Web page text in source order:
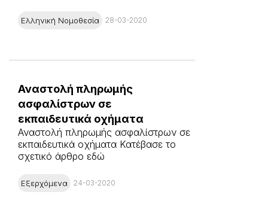
Ελληνική Νομοθεσία 28-03-2020
Αναστολή πληρωμής
ασφαλίστρων σε
εκπαιδευτικά οχήματα
Αναστολή πληρωμής ασφαλίστρων σε
εκπαιδευτικά οχήματα Κατέβασε το
σχετικό άρθρο εδώ
Εξερχόμενα 24-03-2020